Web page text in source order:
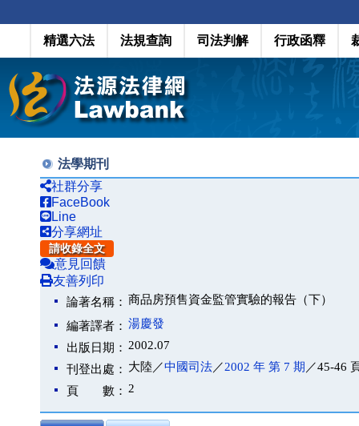
精選六法 法規查詢 司法判解 行政函釋
法學期刊
社群分享
FaceBook
Line
分享網址
請收錄全文
意見回饋
友善列印
論著名稱： 商品房預售資金監管實驗的報告（下）
編著譯者： 湯慶發
出版日期： 2002.07
刊登出處： 大陸／中國司法／2002 年 第 7 期 ／45-46
頁 數： 2